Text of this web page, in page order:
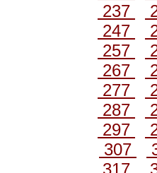
237
247
257
267
277
287
297
307
317